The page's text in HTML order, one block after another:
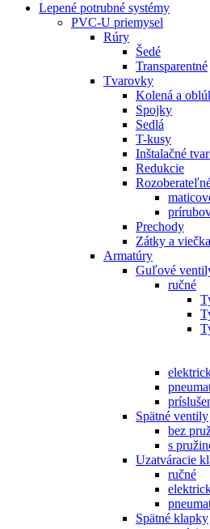
Lepené potrubné systémy
PVC-U priemysel
Rúry
Šedé
Transparentné
Tvarovky
Kolená a
Spojky
Sedlá
T-kusy
Inštalačné
Redukcie
Prechody
Zátky a viečka
Armatúry
Guľové
ručné
Spätné ventily
bez
s
Uzatváracie
ručné
Spätné klapky